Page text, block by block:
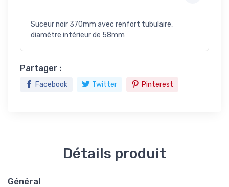
Suceur noir 370mm avec renfort tubulaire,
diamètre intérieur de 58mm
Partager :
Facebook Twitter Pinterest
Détails produit
Général